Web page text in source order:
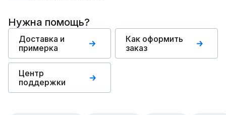
Нужна помощь?
Доставка и
примерка
Как оформить
заказ
Центр
поддержки